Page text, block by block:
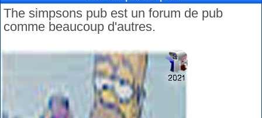
The simpsons pub est un forum de pub
comme beaucoup d'autres.